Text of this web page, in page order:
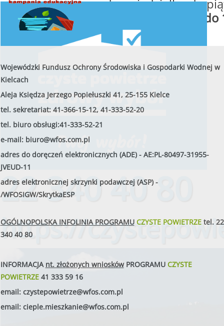
od poniedziałku do
od 8:00
22 340 40 80
https://
Wojewódzki Fundusz Ochrony Środowiska i Gospodarki Wodnej w
Kielcach
Aleja Księdza Jerzego Popiełuszki 41, 25-155 Kielce
tel. sekretariat: 41-366-15-12, 41-333-52-20
tel. biuro obsługi:41-333-52-21
e-mail: biuro@wfos.com.pl
adres do doręczeń elektronicznych (ADE) - AE:PL-80497-31955-
JVEUD-11
adres elektronicznej skrzynki podawczej (ASP) -
/WFOSIGW/SkrytkaESP
OGÓLNOPOLSKA INFOLINIA PROGRAMUCZYSTE POWIETRZEtel. 22
340 40 80
INFORMACJA nt. złożonych wnioskówPROGRAMU CZYSTE
POWIETRZE41 333 59 16
email: czystepowietrze@wfos.com.pl
email: cieple.mieszkanie@wfos.com.pl